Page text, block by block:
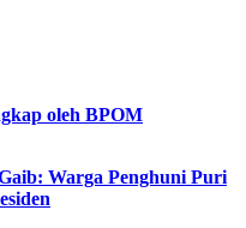
oleh BPOM
Warga Penghuni Puri